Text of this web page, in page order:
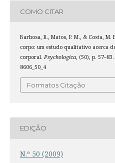
COMO CITAR
Barbosa, R., Matos, P. M., & Costa,
corpo: um estudo qualitativo acerca
corporal. Psychologica, (50), p.
8606_50_4
Formatos Citação
EDIÇÃO
N.º 50 (2009)